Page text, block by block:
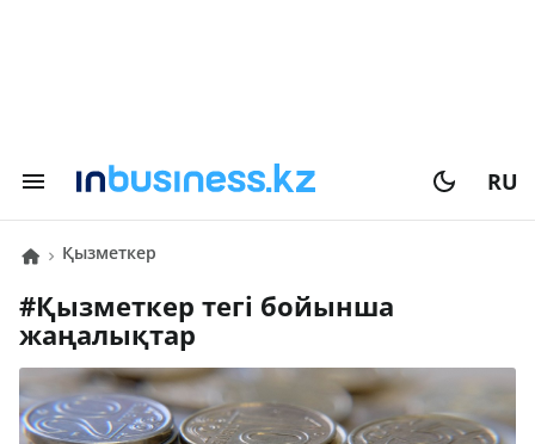
RU
қызметкер
# қызметкер тегі бойынша
жаңалықтар